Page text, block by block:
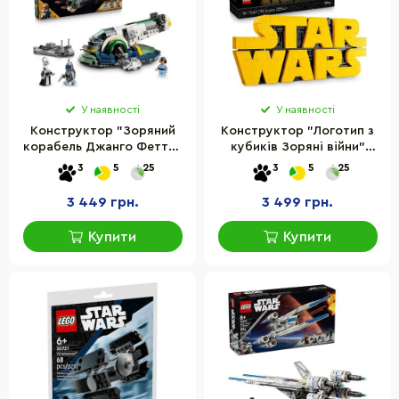
У наявності
Конструктор "Зоряний
корабель Джанго Фетта"
LEGO 75433, 707 деталей
3 5 25
3 449 грн.
Купити
У наявності
Конструктор "Логотип з
кубиків Зоряні війни"
LEGO 75407, 700 деталей
3 5 25
3 499 грн.
Купити